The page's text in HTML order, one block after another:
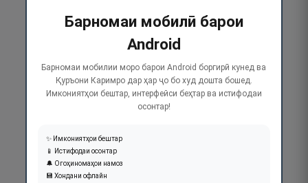
Барномаи мобилӣ барои
Android
Барномаи мобилии моро барои Android боргирӣ кунед ва
Қуръони Каримро дар ҳар ҷо бо худ дошта бошед.
Имкониятҳои бештар, интерфейси беҳтар ва истифодаи
осонтар!
✨ Имкониятҳои бештар
📱 Истифодаи осонтар
🔔 Огоҳиномаҳои намоз
💾 Хондани офлайн